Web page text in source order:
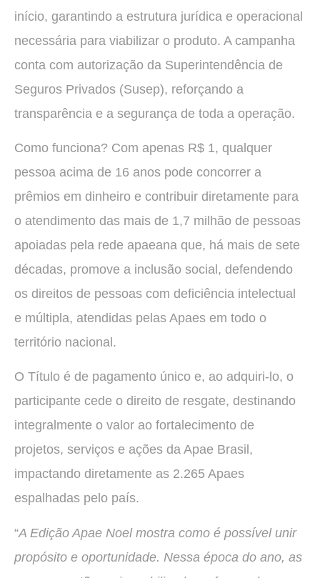
início, garantindo a estrutura jurídica e operacional
necessária para viabilizar o produto. A campanha
conta com autorização da Superintendência de
Seguros Privados (Susep), reforçando a
transparência e a segurança de toda a operação.
Como funciona? Com apenas R$ 1, qualquer
pessoa acima de 16 anos pode concorrer a
prêmios em dinheiro e contribuir diretamente para
o atendimento das mais de 1,7 milhão de pessoas
apoiadas pela rede apaeana que, há mais de sete
décadas, promove a inclusão social, defendendo
os direitos de pessoas com deficiência intelectual
e múltipla, atendidas pelas Apaes em todo o
território nacional.
O Título é de pagamento único e, ao adquiri-lo, o
participante cede o direito de resgate, destinando
integralmente o valor ao fortalecimento de
projetos, serviços e ações da Apae Brasil,
impactando diretamente as 2.265 Apaes
espalhadas pelo país.
“A Edição Apae Noel mostra como é possível unir
propósito e oportunidade. Nessa época do ano, as